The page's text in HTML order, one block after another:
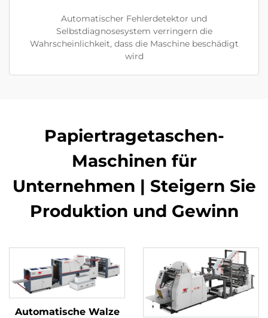
Automatischer Fehlerdetektor und
Selbstdiagnosesystem verringern die
Wahrscheinlichkeit, dass die Maschine beschädigt
wird
Papiertragetaschen-
Maschinen für
Unternehmen | Steigern Sie
Produktion und Gewinn
Automatische Walze